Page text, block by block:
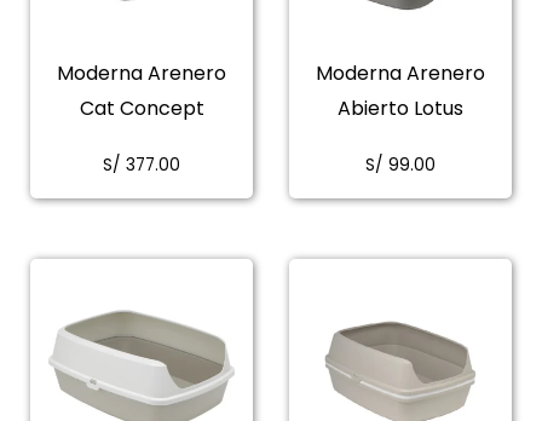
Moderna Arenero
Cat Concept
S/ 377.00
Moderna Arenero
Abierto Lotus
S/ 99.00